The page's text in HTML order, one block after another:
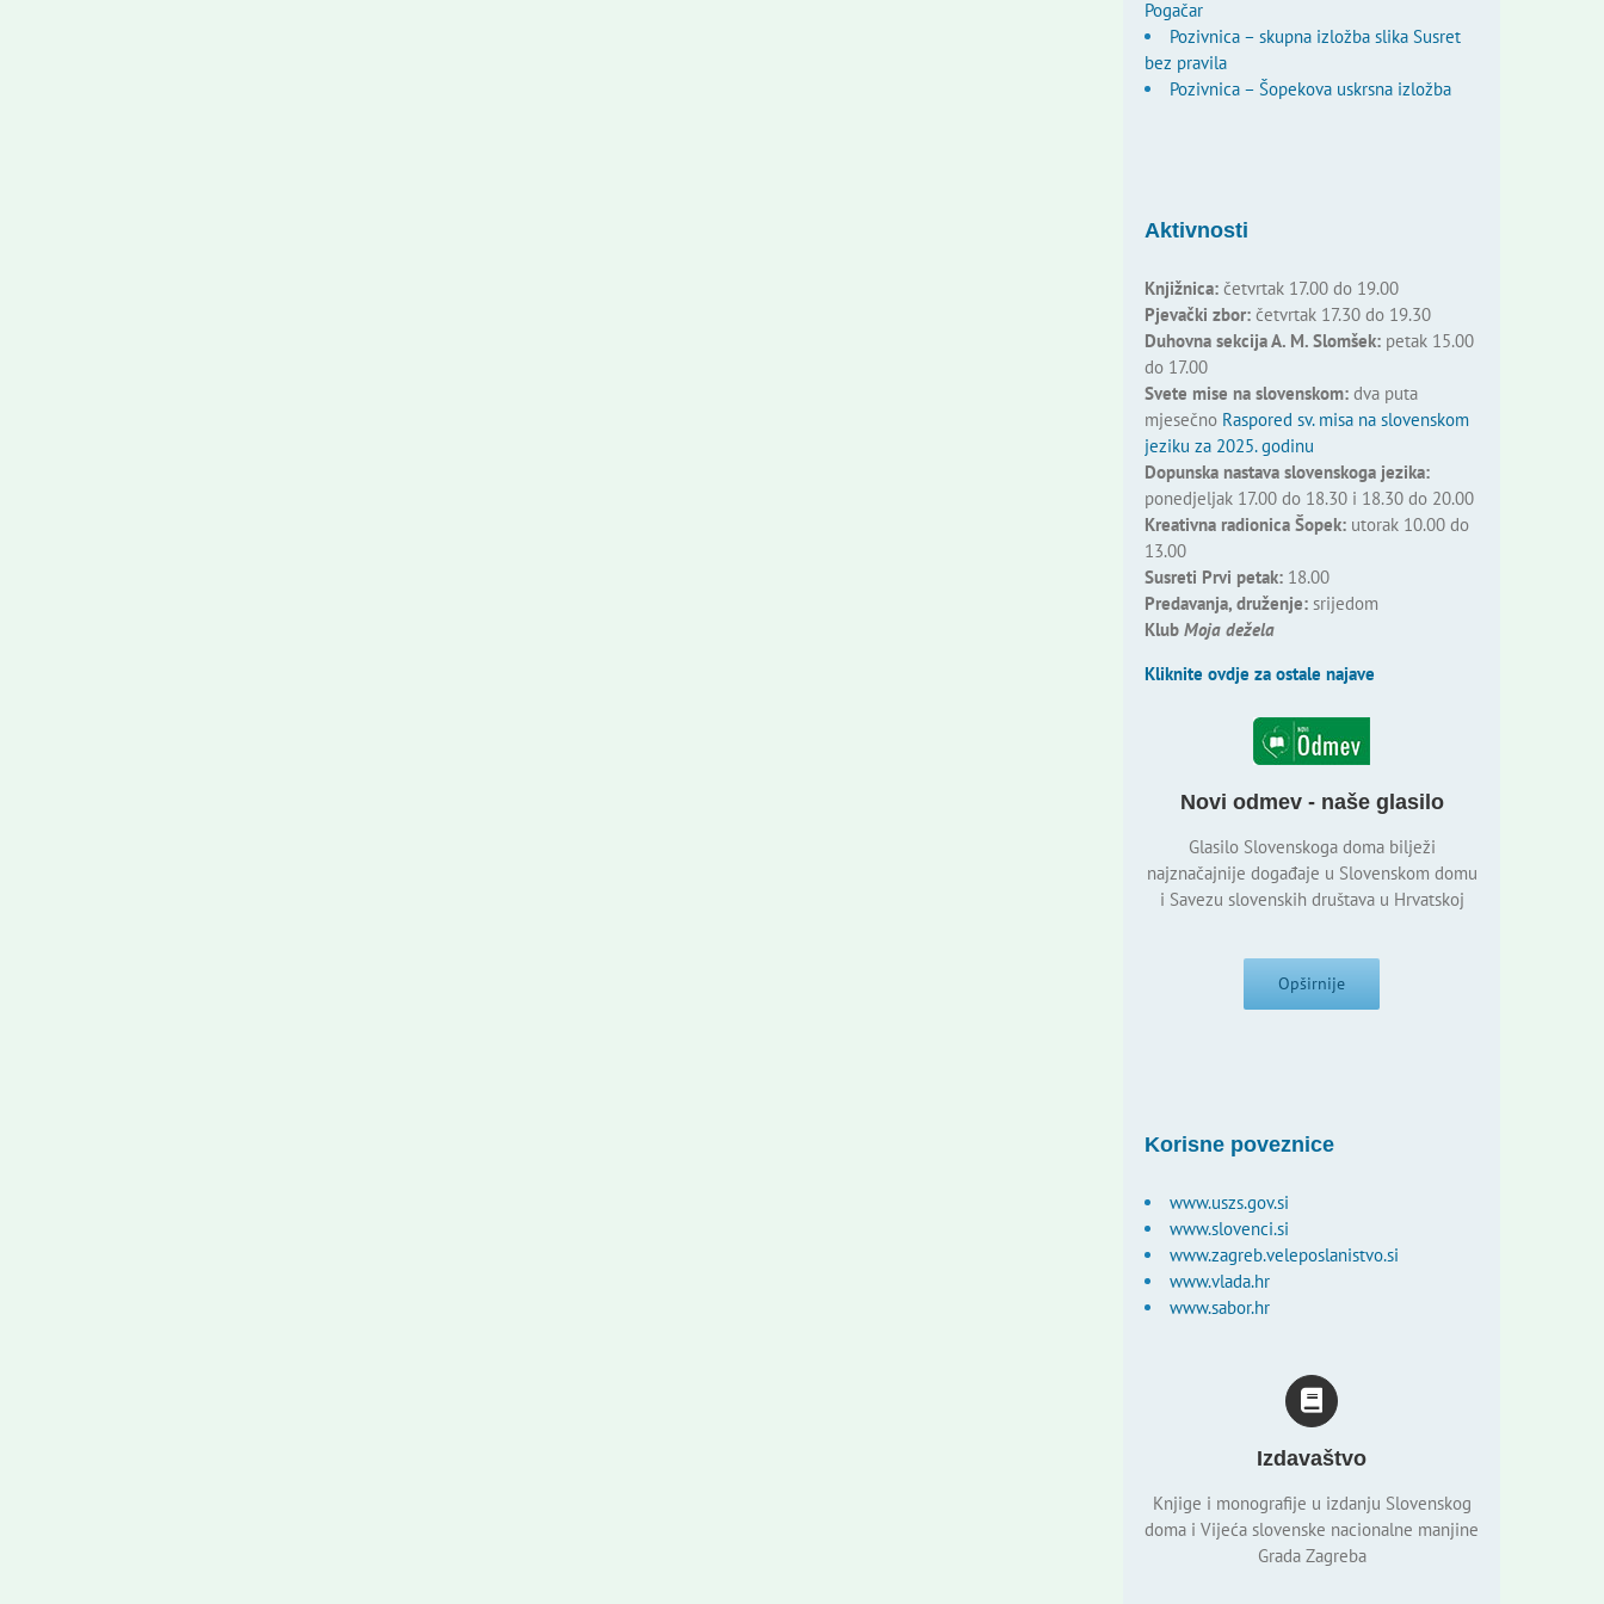
Pogačar
Pozivnica – skupna izložba slika Susret
bez pravila
Pozivnica – Šopekova uskrsna izložba
Aktivnosti
Knjižnica:četvrtak 17.00 do 19.00
Pjevački zbor:četvrtak 17.30 do 19.30
Duhovna sekcija A. M. Slomšek:petak 15.00
do 17.00
Svete mise na slovenskom:dva puta
mjesečno Raspored sv. misa na slovenskom
jeziku za 2025. godinu
Dopunska nastava slovenskoga jezika:
ponedjeljak 17.00 do 18.30 i 18.30 do 20.00
Kreativna radionica Šopek:utorak 10.00 do
13.00
Susreti Prvi petak:18.00
Predavanja, druženje:srijedom
Klub Moja dežela
Kliknite ovdje za ostale najave
Novi odmev - naše glasilo
Glasilo Slovenskoga doma bilježi
najznačajnije događaje u Slovenskom domu
i Savezu slovenskih društava u Hrvatskoj
Opširnije
Korisne poveznice
www.uszs.gov.si
www.slovenci.si
www.zagreb.veleposlanistvo.si
www.vlada.hr
www.sabor.hr
Izdavaštvo
Knjige i monografije u izdanju Slovenskog
doma i Vijeća slovenske nacionalne manjine
Grada Zagreba